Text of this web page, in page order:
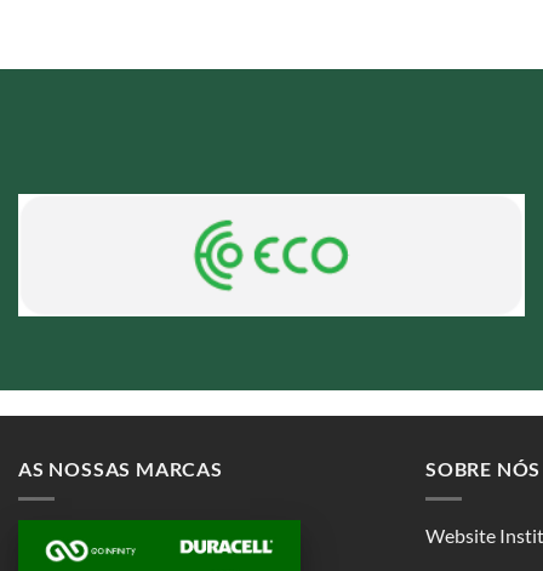
AS NOSSAS MARCAS SOBRE NÓS
Website